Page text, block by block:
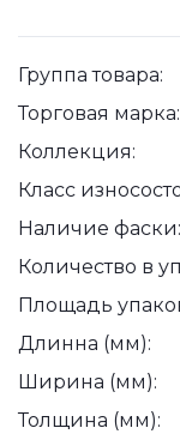
Группа товара:
Торговая марка:
Коллекция:
Класс
Наличие фаски:
Количество в
Площадь
Длинна (мм):
Ширина (мм):
Толщина (мм):